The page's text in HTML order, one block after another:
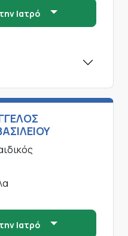
Ιατρό
Ιατρό